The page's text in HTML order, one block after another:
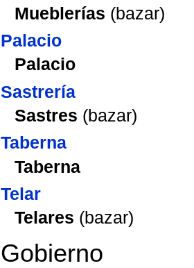
Mueblerías (bazar)
Palacio
Palacio
Sastrería
Sastres (bazar)
Taberna
Taberna
Telar
Telares (bazar)
Gobierno